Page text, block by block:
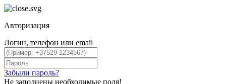
Авторизация
Логин, телефон или email
Забыли пароль?
Не заполнены необходимые поля!